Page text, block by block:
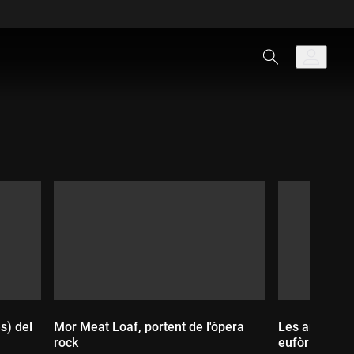
del
Mor Meat Loaf, portent de l'òpera
rock
Les
eufòriques